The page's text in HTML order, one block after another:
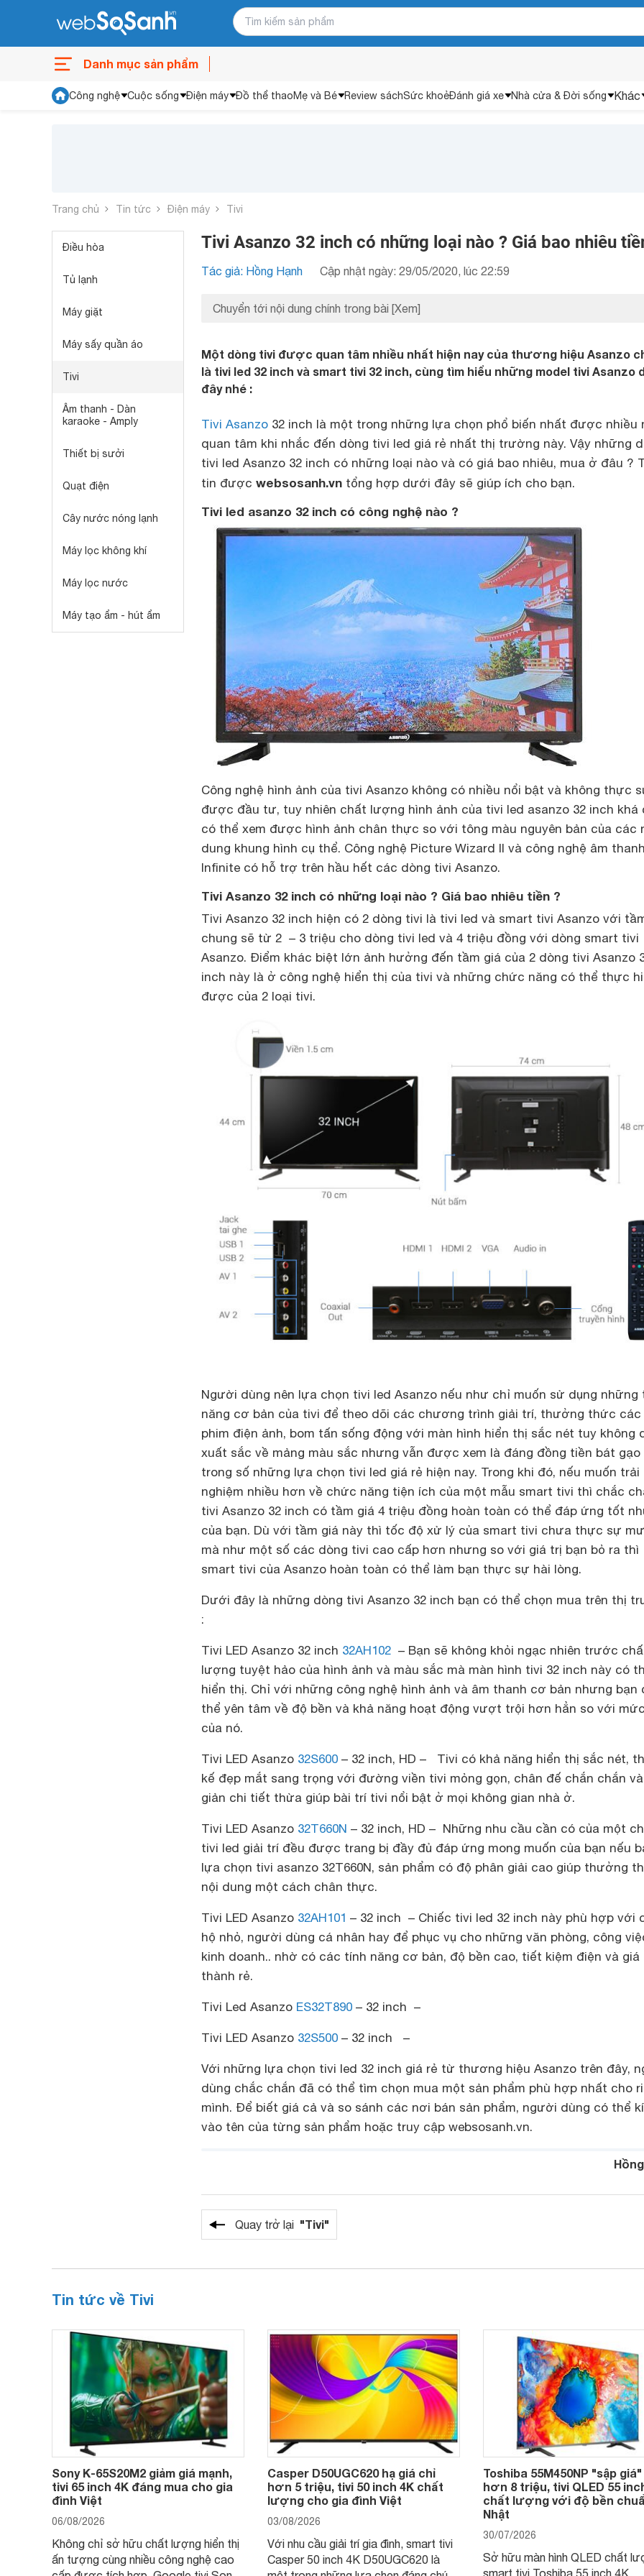
Danh mục sản phẩm
Công nghệ Cuộc sống Điện máy Đồ thể thaoMẹ và Bé Review sáchSức khoẻĐánh giá xe Nhà cửa & Đời sống Khác
Trang chủ Tin tức Điện máy Tivi
Điều hòa
Tủ lạnh
Máy giặt
Máy sấy quần áo
Tivi
Âm thanh - Dàn
karaoke - Amply
Thiết bị sưởi
Quạt điện
Cây nước nóng lạnh
Máy lọc không khí
Máy lọc nước
Máy tạo ẩm - hút ẩm
Tivi Asanzo 32 inch có những loại nào ? Giá bao nhiêu
Tác giả: Hồng Hạnh Cập nhật ngày: 29/05/2020, lúc 22:59
Chuyển tới nội dung chính trong bài [Xem]
Một dòng tivi được quan tâm nhiều nhất hiện nay của thương hiệu Asanzo
là tivi led 32 inch và smart tivi 32 inch, cùng tìm hiểu những model tivi Asanzo
đây nhé :
Tivi Asanzo 32 inch là một trong những lựa chọn phổ biến nhất được nhiều
quan tâm khi nhắc đến dòng tivi led giá rẻ nhất thị trường này. Vậy những
tivi led Asanzo 32 inch có những loại nào và có giá bao nhiêu, mua ở đâu ?
tin được websosanh.vn tổng hợp dưới đây sẽ giúp ích cho bạn.
Tivi led asanzo 32 inch có công nghệ nào ?
Công nghệ hình ảnh của tivi Asanzo không có nhiều nổi bật và không thực
được đầu tư, tuy nhiên chất lượng hình ảnh của tivi led asanzo 32 inch khá
có thể xem được hình ảnh chân thực so với tông màu nguyên bản của các
dung khung hình cụ thể. Công nghệ Picture Wizard II và công nghệ âm
Infinite có hỗ trợ trên hầu hết các dòng tivi Asanzo.
Tivi Asanzo 32 inch có những loại nào ? Giá bao nhiêu tiền ?
Tivi Asanzo 32 inch hiện có 2 dòng tivi là tivi led và smart tivi Asanzo với
chung sẽ từ 2 – 3 triệu cho dòng tivi led và 4 triệu đồng với dòng smart tivi
Asanzo. Điểm khác biệt lớn ảnh hưởng đến tầm giá của 2 dòng tivi Asanzo
inch này là ở công nghệ hiển thị của tivi và những chức năng có thể thực
được của 2 loại tivi.
Người dùng nên lựa chọn tivi led Asanzo nếu như chỉ muốn sử dụng những
năng cơ bản của tivi để theo dõi các chương trình giải trí, thưởng thức các
phim điện ảnh, bom tấn sống động với màn hình hiển thị sắc nét tuy không
xuất sắc về mảng màu sắc nhưng vẫn được xem là đáng đồng tiền bát gạo
trong số những lựa chọn tivi led giá rẻ hiện nay. Trong khi đó, nếu muốn trải
nghiệm nhiều hơn về chức năng tiện ích của một mẫu smart tivi thì chắc
tivi Asanzo 32 inch có tầm giá 4 triệu đồng hoàn toàn có thể đáp ứng tốt
của bạn. Dù với tầm giá này thì tốc độ xử lý của smart tivi chưa thực sự
mà như một số các dòng tivi cao cấp hơn nhưng so với giá trị bạn bỏ ra thì
smart tivi của Asanzo hoàn toàn có thể làm bạn thực sự hài lòng.
Dưới đây là những dòng tivi Asanzo 32 inch bạn có thể chọn mua trên thị
:
Tivi LED Asanzo 32 inch 32AH102 – Bạn sẽ không khỏi ngạc nhiên trước
lượng tuyệt hảo của hình ảnh và màu sắc mà màn hình tivi 32 inch này có
hiển thị. Chỉ với những công nghệ hình ảnh và âm thanh cơ bản nhưng bạn
thể yên tâm về độ bền và khả năng hoạt động vượt trội hơn hẳn so với
của nó.
Tivi LED Asanzo 32S600 – 32 inch, HD – Tivi có khả năng hiển thị sắc nét,
kế đẹp mắt sang trọng với đường viền tivi mỏng gọn, chân đế chắn chắn
giản chi tiết thừa giúp bài trí tivi nổi bật ở mọi không gian nhà ở.
Tivi LED Asanzo 32T660N – 32 inch, HD – Những nhu cầu cần có của một
tivi led giải trí đều được trang bị đầy đủ đáp ứng mong muốn của bạn nếu
lựa chọn tivi asanzo 32T660N, sản phẩm có độ phân giải cao giúp thưởng
nội dung một cách chân thực.
Tivi LED Asanzo 32AH101 – 32 inch – Chiếc tivi led 32 inch này phù hợp với
hộ nhỏ, người dùng cá nhân hay để phục vụ cho những văn phòng, công
kinh doanh.. nhờ có các tính năng cơ bản, độ bền cao, tiết kiệm điện và giá
thành rẻ.
Tivi Led Asanzo ES32T890 – 32 inch –
Tivi LED Asanzo 32S500 – 32 inch –
Với những lựa chọn tivi led 32 inch giá rẻ từ thương hiệu Asanzo trên đây,
dùng chắc chắn đã có thể tìm chọn mua một sản phẩm phù hợp nhất cho
mình. Để biết giá cả và so sánh các nơi bán sản phẩm, người dùng có thể
vào tên của từng sản phẩm hoặc truy cập websosanh.vn.
Quay trở lại "Tivi"
Tin tức về Tivi
Sony K-65S20M2 giảm giá mạnh,
tivi 65 inch 4K đáng mua cho gia
đình Việt
06/08/2026
Không chỉ sở hữu chất lượng hiển thị
ấn tượng cùng nhiều công nghệ cao
Casper D50UGC620 hạ giá chỉ
hơn 5 triệu, tivi 50 inch 4K chất
lượng cho gia đình Việt
03/08/2026
Với nhu cầu giải trí gia đình, smart tivi
Casper 50 inch 4K D50UGC620 là
Toshiba 55M450NP "sập
hơn 8 triệu, tivi QLED 55
chất lượng với độ bền
Nhật
30/07/2026
Sở hữu màn hình QLED chất